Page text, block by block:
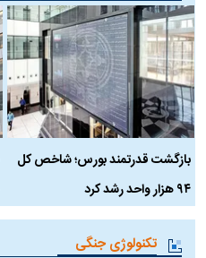
بازگشت قدرتمند بورس؛ شاخص کل
۹۴ هزار واحد رشد کرد
تکنولوژی جنگی